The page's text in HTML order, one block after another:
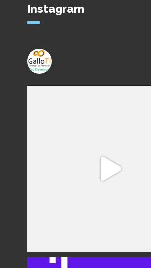
Instagram